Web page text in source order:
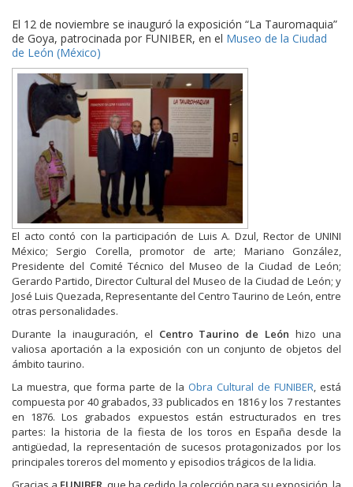
El 12 de noviembre se inauguró la exposición “La Tauromaquia”
de Goya, patrocinada por FUNIBER, en el Museo de la Ciudad
de León (México)
El acto contó con la participación de Luis A. Dzul, Rector de UNINI
México; Sergio Corella, promotor de arte; Mariano González,
Presidente del Comité Técnico del Museo de la Ciudad de León;
Gerardo Partido, Director Cultural del Museo de la Ciudad de León; y
José Luis Quezada, Representante del Centro Taurino de León, entre
otras personalidades.
Durante la inauguración, el Centro Taurino de León hizo una
valiosa aportación a la exposición con un conjunto de objetos del
ámbito taurino.
La muestra, que forma parte de la Obra Cultural de FUNIBER, está
compuesta por 40 grabados, 33 publicados en 1816 y los 7 restantes
en 1876. Los grabados expuestos están estructurados en tres
partes: la historia de la fiesta de los toros en España desde la
antigüedad, la representación de sucesos protagonizados por los
principales toreros del momento y episodios trágicos de la lidia.